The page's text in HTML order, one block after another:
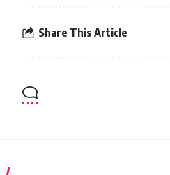
Share This Article